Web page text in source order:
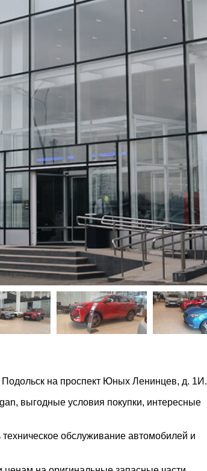
на проспект Юных Ленинцев, д. 1И.
выгодные условия покупки, интересные
обслуживание автомобилей и